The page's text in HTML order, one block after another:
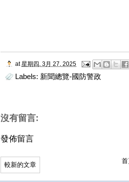
at 星期四, 3月 27, 2025
Labels: 新聞總覽-國防警政
沒有留言:
發佈留言
較新的文章